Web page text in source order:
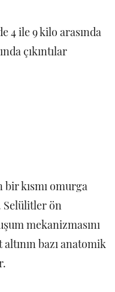
4 ile 9 kilo arasında
çıkıntılar
kısmı omurga
Selülitler ön
mekanizmasını
bazı anatomik